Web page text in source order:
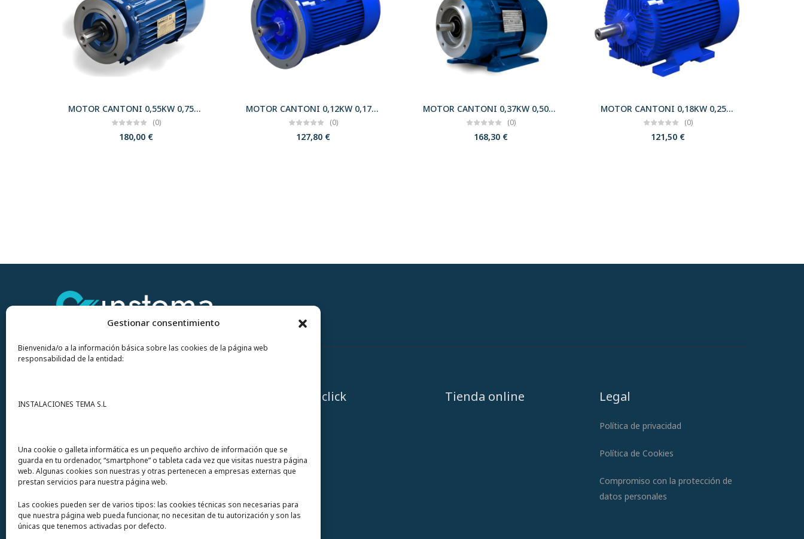
Gestionar consentimiento
Bienvenida/o a la información básica sobre las cookies de la página web
responsabilidad de la entidad:
INSTALACIONES TEMA S.L
Una cookie o galleta informática es un pequeño archivo de información que se
guarda en tu ordenador, “smartphone” o tableta cada vez que visitas nuestra página
web. Algunas cookies son nuestras y otras pertenecen a empresas externas que
prestan servicios para nuestra página web.
Las cookies pueden ser de varios tipos: las cookies técnicas son necesarias para
que nuestra página web pueda funcionar, no necesitan de tu autorización y son las
únicas que tenemos activadas por defecto.
MOTOR CANTONI 0,55KW 0,75CV 3000 B14 T71 230/400 IE2
(0)
180,00 €
MOTOR CANTONI 0,12KW 0,17CV 3000 B5 T56 230/400 IE2
(0)
127,80 €
MOTOR CANTONI 0,37KW 0,50CV 3000 B34 T71 230/400 IE2
(0)
168,30 €
MOTOR CANTONI 0,18KW 0,25CV 3000 B3 T63 230/400 IE2
(0)
121,50 €
S.L. Avda del Mar 72
12200 Onda (Castellón) España
Urgencias y whatsapp649 406 493
A un click Tienda online Legal
Política de privacidad
Política de Cookies
Compromiso con la protección de
datos personales